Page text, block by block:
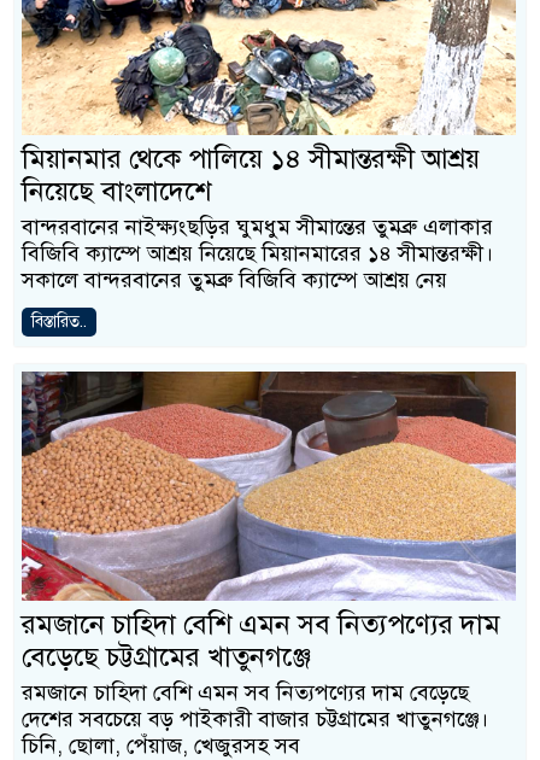
মিয়ানমার থেকে পালিয়ে ১৪ সীমান্তরক্ষী আশ্রয়
নিয়েছে বাংলাদেশে
বান্দরবানের নাইক্ষ্যংছড়ির ঘুমধুম সীমান্তের তুমব্রু এলাকার
বিজিবি ক্যাম্পে আশ্রয় নিয়েছে মিয়ানমারের ১৪ সীমান্তরক্ষী।
সকালে বান্দরবানের তুমব্রু বিজিবি ক্যাম্পে আশ্রয় নেয়
বিস্তারিত..
রমজানে চাহিদা বেশি এমন সব নিত্যপণ্যের দাম
বেড়েছে চট্টগ্রামের খাতুনগঞ্জে
রমজানে চাহিদা বেশি এমন সব নিত্যপণ্যের দাম বেড়েছে
দেশের সবচেয়ে বড় পাইকারী বাজার চট্টগ্রামের খাতুনগঞ্জে।
চিনি, ছোলা, পেঁয়াজ, খেজুরসহ সব